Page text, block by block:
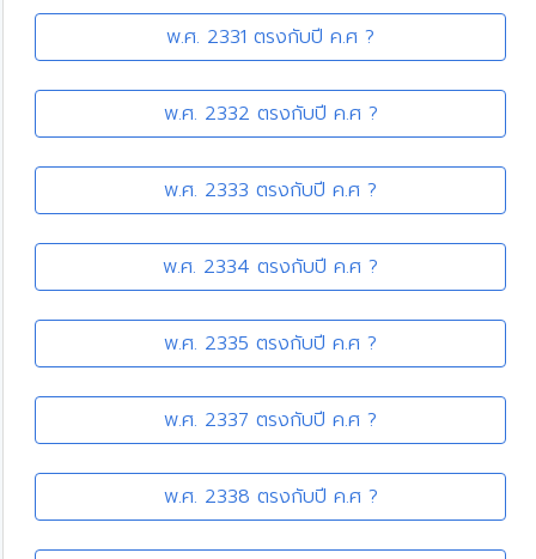
พ.ศ. 2331 ตรงกับปี ค.ศ ?
พ.ศ. 2332 ตรงกับปี ค.ศ ?
พ.ศ. 2333 ตรงกับปี ค.ศ ?
พ.ศ. 2334 ตรงกับปี ค.ศ ?
พ.ศ. 2335 ตรงกับปี ค.ศ ?
พ.ศ. 2337 ตรงกับปี ค.ศ ?
พ.ศ. 2338 ตรงกับปี ค.ศ ?